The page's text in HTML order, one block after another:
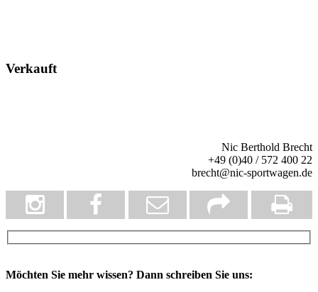
Verkauft
Nic Berthold Brecht
+49 (0)40 / 572 400 22
brecht@nic-sportwagen.de
Möchten Sie mehr wissen? Dann schreiben Sie uns: